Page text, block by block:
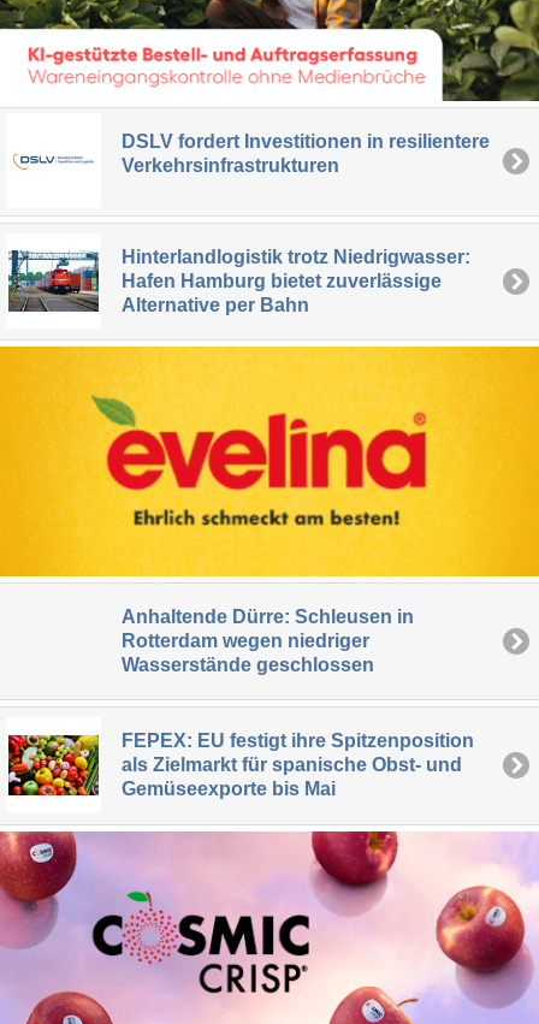
DSLV fordert Investitionen in resilientere
Verkehrsinfrastrukturen
Hinterlandlogistik trotz Niedrigwasser:
Hafen Hamburg bietet zuverlässige
Alternative per Bahn
Anhaltende Dürre: Schleusen in
Rotterdam wegen niedriger
Wasserstände geschlossen
FEPEX: EU festigt ihre Spitzenposition
als Zielmarkt für spanische Obst- und
Gemüseexporte bis Mai